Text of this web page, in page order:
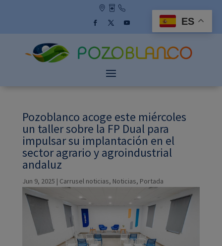
Pozoblanco acoge este miércoles
un taller sobre la FP Dual para
impulsar su implantación en el
sector agrario y agroindustrial
andaluz
Jun 9, 2025 | Carrusel noticias, Noticias, Portada
ES